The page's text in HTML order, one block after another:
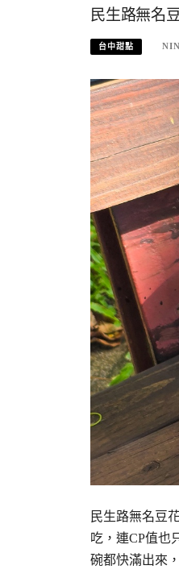
民生路無名
台中甜點
民生路無名豆
吃，連CP值也
碗都快滿出來